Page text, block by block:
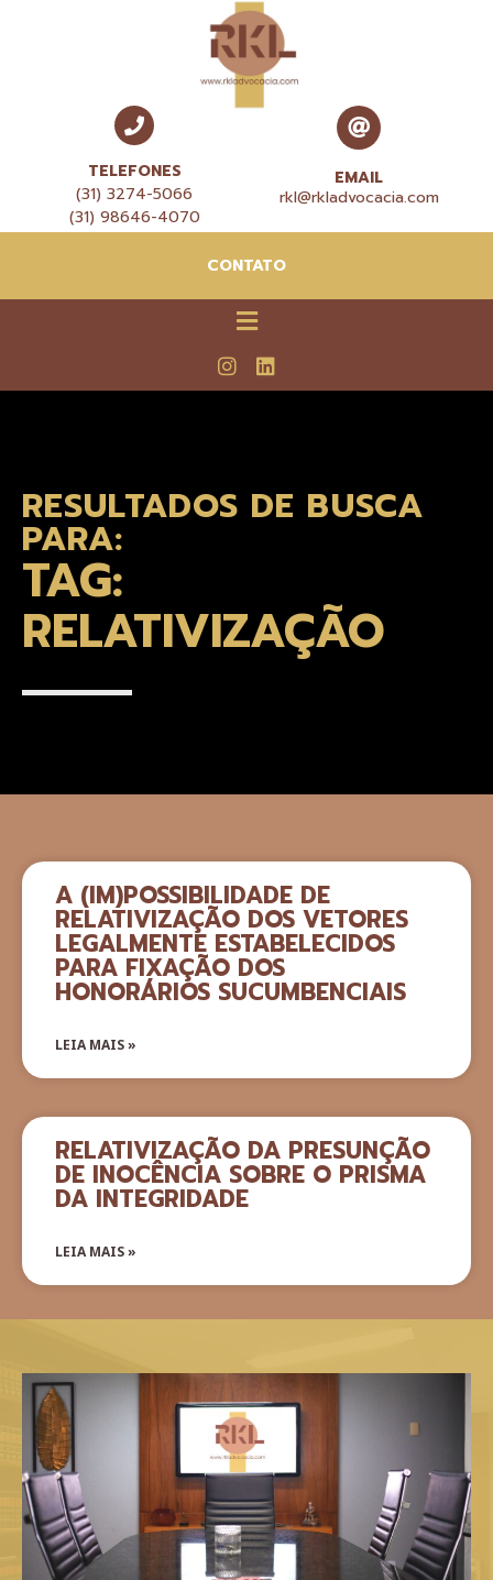
TELEFONES
(31) 3274-5066
(31) 98646-4070
EMAIL
rkl@rkladvocacia.com
CONTATO
RESULTADOS DE BUSCA
PARA:
TAG:
RELATIVIZAÇÃO
A (IM)POSSIBILIDADE DE
RELATIVIZAÇÃO DOS VETORES
LEGALMENTE ESTABELECIDOS
PARA FIXAÇÃO DOS
HONORÁRIOS SUCUMBENCIAIS
LEIA MAIS »
RELATIVIZAÇÃO DA PRESUNÇÃO
DE INOCÊNCIA SOBRE O PRISMA
DA INTEGRIDADE
LEIA MAIS »